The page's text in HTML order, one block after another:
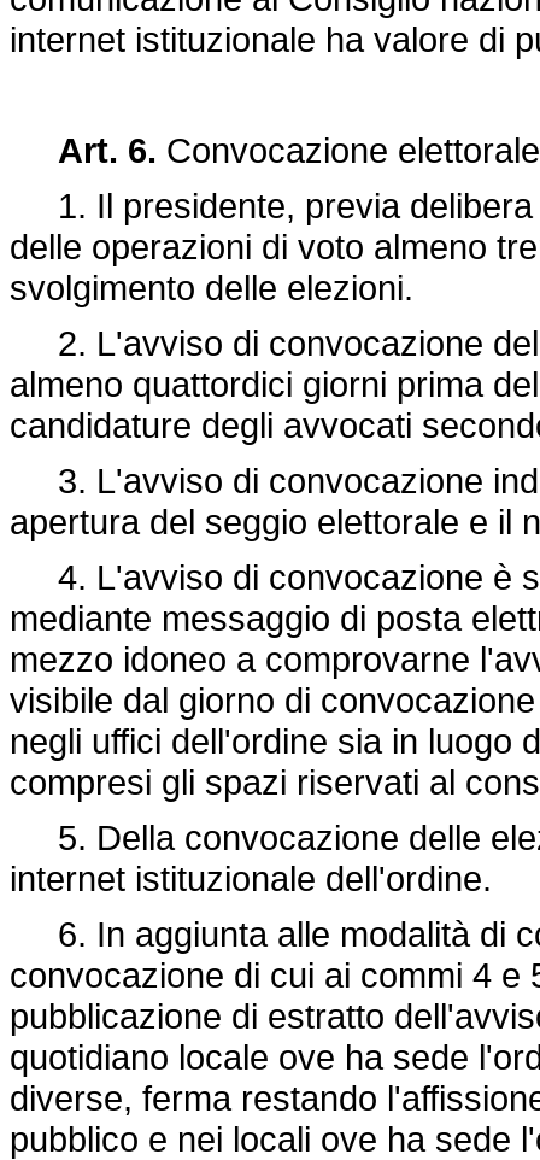
internet istituzionale ha valore di
Art. 6. Convocazione elettorale
1. Il presidente, previa delibera
delle operazioni di voto almeno
svolgimento delle elezioni.
2. L'avviso di convocazione
almeno quattordici giorni prima
candidature degli avvocati
3. L'avviso di convocazione
apertura del seggio elettorale e il
4. L'avviso di convocazione è
mediante messaggio di posta
mezzo idoneo a comprovarne
visibile dal giorno di
negli uffici dell'ordine sia in luogo
compresi gli spazi riservati al
5. Della convocazione delle
internet istituzionale dell'ordine.
6. In aggiunta alle modalità di
convocazione di cui ai commi 4
pubblicazione di estratto
quotidiano locale ove ha sede
diverse, ferma restando
pubblico e nei locali ove ha sede